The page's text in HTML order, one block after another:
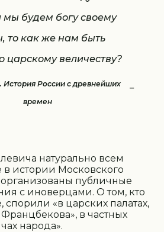
мы будем богу своему
то как же нам быть
царскому величеству?
История России с древнейших
времен
натурально всем
истории Московского
публичные
с иноверцами. О том, кто
спорили «в царских палатах,
в частных
народа».